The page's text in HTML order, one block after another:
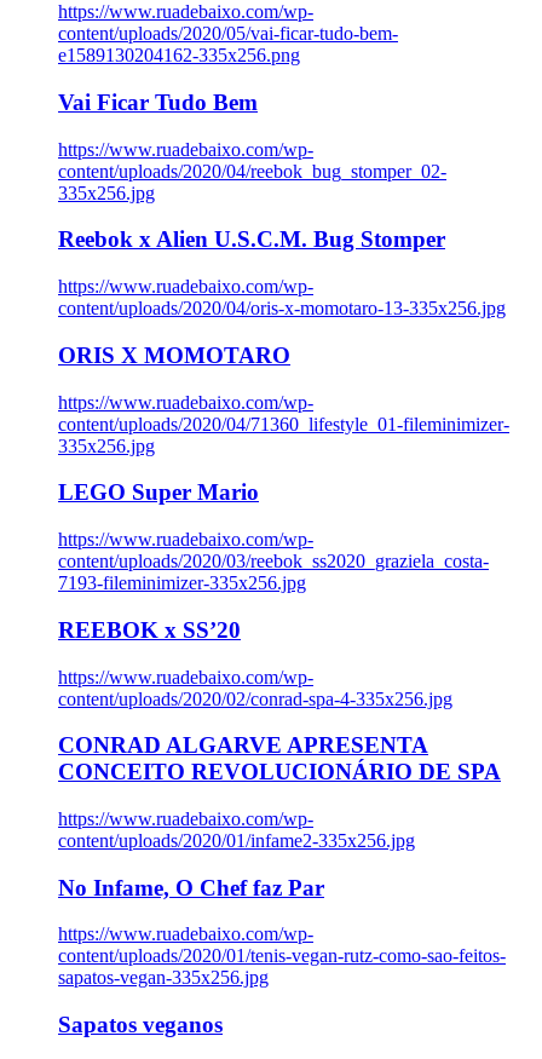
https://www.ruadebaixo.com/wp-
content/uploads/2020/05/vai-ficar-tudo-bem-
e1589130204162-335x256.png
Vai Ficar Tudo Bem
https://www.ruadebaixo.com/wp-
content/uploads/2020/04/reebok_bug_stomper_02-
335x256.jpg
Reebok x Alien U.S.C.M. Bug Stomper
https://www.ruadebaixo.com/wp-
content/uploads/2020/04/oris-x-momotaro-13-335x256.jpg
ORIS X MOMOTARO
https://www.ruadebaixo.com/wp-
content/uploads/2020/04/71360_lifestyle_01-fileminimizer-
335x256.jpg
LEGO Super Mario
https://www.ruadebaixo.com/wp-
content/uploads/2020/03/reebok_ss2020_graziela_costa-
7193-fileminimizer-335x256.jpg
REEBOK x SS’20
https://www.ruadebaixo.com/wp-
content/uploads/2020/02/conrad-spa-4-335x256.jpg
CONRAD ALGARVE APRESENTA
CONCEITO REVOLUCIONÁRIO DE SPA
https://www.ruadebaixo.com/wp-
content/uploads/2020/01/infame2-335x256.jpg
No Infame, O Chef faz Par
https://www.ruadebaixo.com/wp-
content/uploads/2020/01/tenis-vegan-rutz-como-sao-feitos-
sapatos-vegan-335x256.jpg
Sapatos veganos